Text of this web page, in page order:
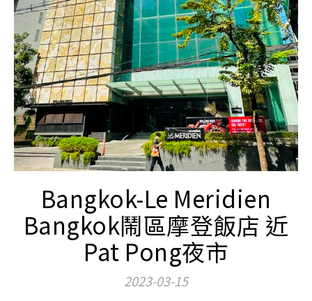
Bangkok-Le Meridien
Bangkok鬧區摩登飯店 近
Pat Pong夜市
2023-03-15